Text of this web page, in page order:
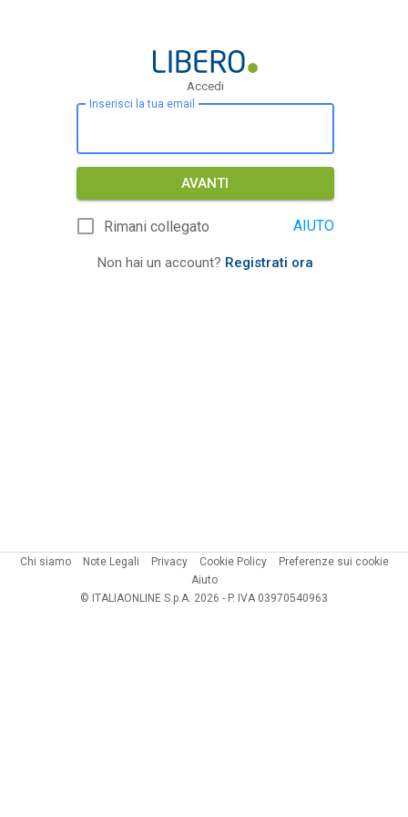
Accedi
Inserisci la tua email
AVANTI
Rimani collegato AIUTO
Non hai un account? Registrati ora
Chi siamo Note Legali Privacy Cookie Policy
Preferenze sui cookie
Aiuto
© ITALIAONLINE S.p.A. 2026 - P. IVA 03970540963